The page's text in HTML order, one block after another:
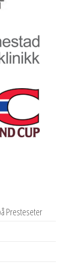
Presteseter